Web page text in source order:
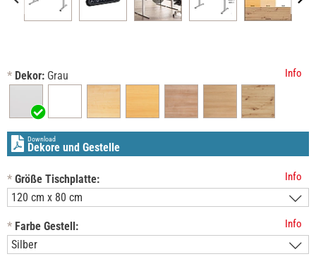
* Dekor: Grau Info
Download
Dekore und Gestelle
* Größe Tischplatte: Info
* Farbe Gestell: Info